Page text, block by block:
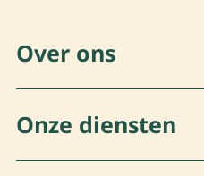
Over ons
Onze diensten